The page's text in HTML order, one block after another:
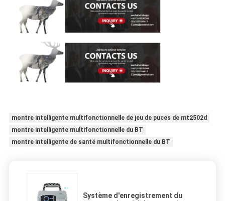
montre intelligente multifonctionnelle de jeu de puces de mt2502d
montre intelligente multifonctionnelle du BT
montre intelligente de santé multifonctionnelle du BT
Système d'enregistrement du